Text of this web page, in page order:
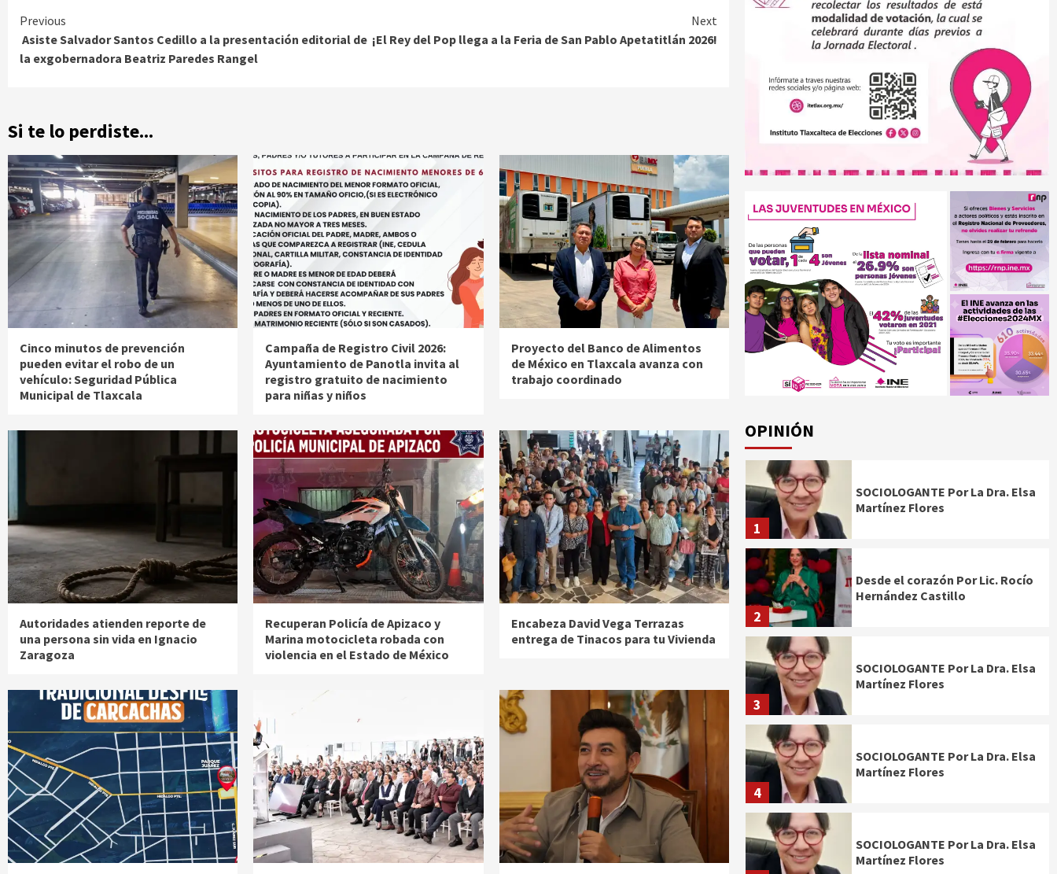
Continue
Reading
Previous
Asiste Salvador Santos Cedillo a la presentación editorial de
la exgobernadora Beatriz Paredes Rangel
Next
¡El Rey del Pop llega a la Feria de San Pablo Apetatitlán 2026!
Si te lo perdiste...
Cinco minutos de prevención
pueden evitar el robo de un
vehículo: Seguridad Pública
Municipal de Tlaxcala
Campaña de Registro Civil 2026:
Ayuntamiento de Panotla invita al
registro gratuito de nacimiento
para niñas y niños
Proyecto del Banco de Alimentos
de México en Tlaxcala avanza con
trabajo coordinado
Autoridades atienden reporte de
una persona sin vida en Ignacio
Zaragoza
Recuperan Policía de Apizaco y
Marina motocicleta robada con
violencia en el Estado de México
Encabeza David Vega Terrazas
entrega de Tinacos para tu Vivienda
OPINIÓN
1
SOCIOLOGANTE Por La Dra. Elsa
Martínez Flores
2
Desde el corazón Por Lic. Rocío
Hernández Castillo
3
SOCIOLOGANTE Por La Dra. Elsa
Martínez Flores
4
SOCIOLOGANTE Por La Dra. Elsa
Martínez Flores
SOCIOLOGANTE Por La Dra. Elsa
Martínez Flores